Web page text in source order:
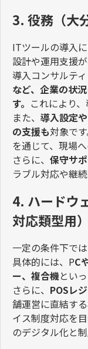
3. 役務（大
ITツールの導入
設計や運用支援が
導入コンサルティ
など、企業の状
す。 これにより
また、 導入設定
の支援も対象で
を通じて、現場
さらに、 保守サ
ラブル対応や継
4. ハードウ
対応類型用）
一定の条件下で
具体的には、 PC
ー、複合機とい
さらに、 POSレ
舗運営に直結す
イス制度対応を
のデジタル化と